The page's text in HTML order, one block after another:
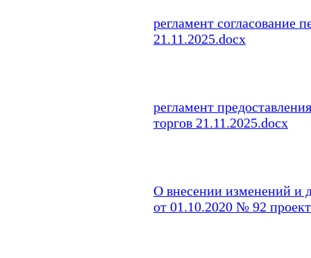
регламент согласование
21.11.2025.docx
регламент
торгов 21.11.2025.docx
О внесении изменений и
от 01.10.2020 № 92